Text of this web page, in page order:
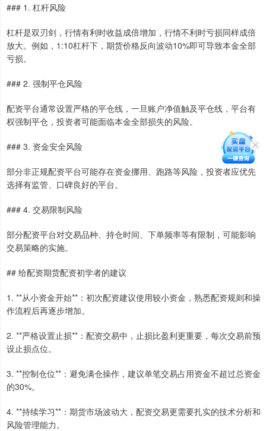
### 1. 杠杆风险
杠杆是双刃剑，行情有利时收益成倍增加，行情不利时亏损同样成倍
放大。例如，1:10杠杆下，期货价格反向波动10%即可导致本金全部
亏损。
### 2. 强制平仓风险
配资平台通常设置严格的平仓线，一旦账户净值触及平仓线，平台有
权强制平仓，投资者可能面临本金全部损失的风险。
### 3. 资金安全风险
部分非正规配资平台可能存在资金挪用、跑路等风险，投资者应优先
选择有监管、口碑良好的平台。
### 4. 交易限制风险
部分配资平台对交易品种、持仓时间、下单频率等有限制，可能影响
交易策略的实施。
## 给配资期货配资初学者的建议
1. **从小资金开始**：初次配资建议使用较小资金，熟悉配资规则和操
作流程后再逐步增加。
2. **严格设置止损**：配资交易中，止损比盈利更重要，每次交易前预
设止损点位。
3. **控制仓位**：避免满仓操作，建议单笔交易占用资金不超过总资金
的30%。
4. **持续学习**：期货市场波动大，配资交易更需要扎实的技术分析和
风险管理能力。